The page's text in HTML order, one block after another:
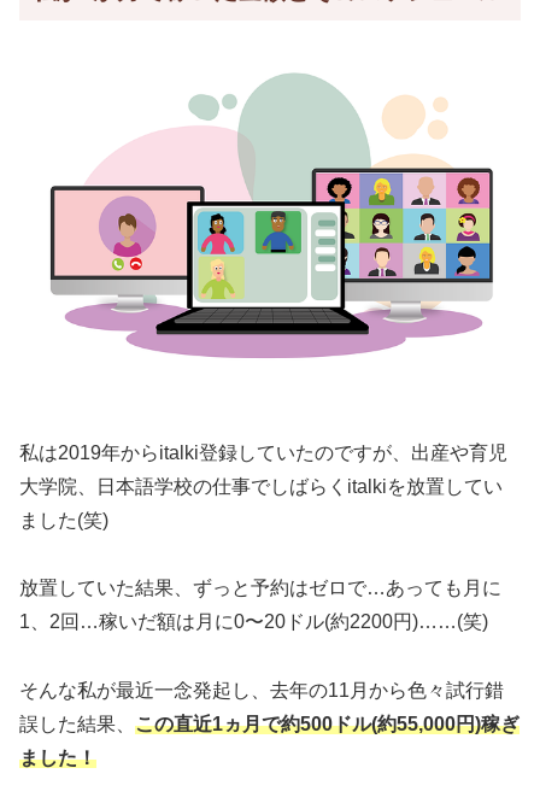
私は2019年からitalki登録していたのですが、出産や育児
大学院、日本語学校の仕事でしばらくitalkiを放置してい
ました(笑)
放置していた結果、ずっと予約はゼロで…あっても月に
1、2回…稼いだ額は月に0〜20ドル(約2200円)……(笑)
そんな私が最近一念発起し、去年の11月から色々試行錯
誤した結果、 この直近1ヵ月で約500ドル(約55,000円)稼ぎ
ました！